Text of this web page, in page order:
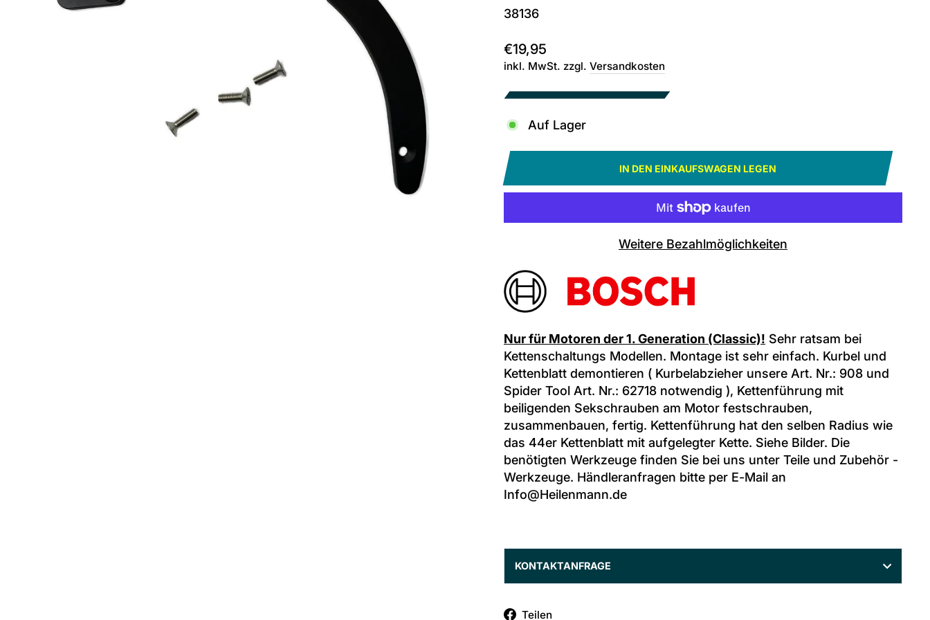
38136
Normaler
Preis
€19,95
inkl. MwSt. zzgl. Versandkosten
Auf Lager
IN DEN EINKAUFSWAGEN LEGEN
Weitere Bezahlmöglichkeiten
Nur für Motoren der 1. Generation (Classic)! Sehr ratsam bei
Kettenschaltungs Modellen. Montage ist sehr einfach. Kurbel und
Kettenblatt demontieren ( Kurbelabzieher unsere Art. Nr.: 908 und
Spider Tool Art. Nr.: 62718 notwendig ), Kettenführung mit
beiligenden Sekschrauben am Motor festschrauben,
zusammenbauen, fertig. Kettenführung hat den selben Radius wie
das 44er Kettenblatt mit aufgelegter Kette. Siehe Bilder. Die
benötigten Werkzeuge finden Sie bei uns unter Teile und Zubehör -
Werkzeuge. Händleranfragen bitte per E-Mail an
Info@Heilenmann.de
KONTAKTANFRAGE
Teilen